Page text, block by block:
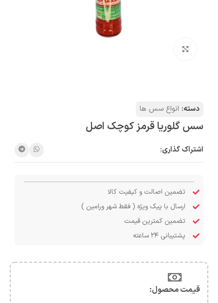
دسته: انواع سس ها
سس گلوریا قرمز کوچک اصل
اشتراک گذاری:
تضمین اصالت و کیفیت کالا
ارسال با پیک ویژه ( فقط شهر ورامین )
تضمین کمترین قیمت
پشتیبانی ۲۴ ساعته
قیمت محصول:​